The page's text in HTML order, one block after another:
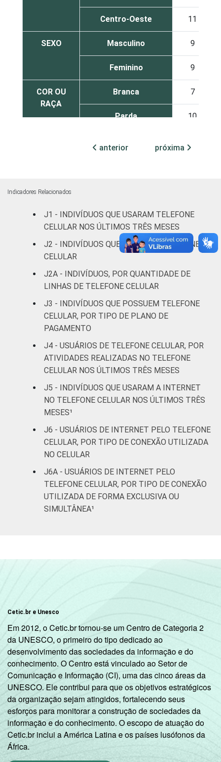
Centro-Oeste 11
SEXO Masculino 9
Feminino 9
COR OU
RAÇA
Branca 7
Parda 10
Não respondeu 0
INSTRUÇÃO
Analfabeto/Educação
Infantil
21
Fundamental 13
Superior
FAIXA
ETÁRIA
De 10 a 15 anos 6
De 16 a 24 anos
De 25 a 34 anos 4
De 45 a 59 anos 12
De 60 anos ou mais
RENDA
FAMILIAR
Até 1 SM
9
Mais de 5 SM até 10
SM
1
Mais de 10 SM
Não tem renda 18
Não sabe 2
Não respondeu 7
CLASSE
anterior próxima
Indicadores Relacionados
J1 - INDIVÍDUOS QUE USARAM TELEFONE
CELULAR NOS ÚLTIMOS TRÊS MESES
J2 - INDIVÍDUOS QUE POSSUEM TELEFONE
CELULAR
J2A - INDIVÍDUOS, POR QUANTIDADE DE
LINHAS DE TELEFONE CELULAR
J3 - INDIVÍDUOS QUE POSSUEM TELEFONE
CELULAR, POR TIPO DE PLANO DE
PAGAMENTO
J4 - USUÁRIOS DE TELEFONE CELULAR, POR
ATIVIDADES REALIZADAS NO TELEFONE
CELULAR NOS ÚLTIMOS TRÊS MESES
J5 - INDIVÍDUOS QUE USARAM A INTERNET
NO TELEFONE CELULAR NOS ÚLTIMOS TRÊS
MESES¹
J6 - USUÁRIOS DE INTERNET PELO TELEFONE
CELULAR, POR TIPO DE CONEXÃO UTILIZADA
NO CELULAR
J6A - USUÁRIOS DE INTERNET PELO
TELEFONE CELULAR, POR TIPO DE CONEXÃO
UTILIZADA DE FORMA EXCLUSIVA OU
SIMULTÂNEA¹
Cetic.br e Unesco
Em 2012, o Cetic.br tornou-se um Centro de Categoria 2
da UNESCO, o primeiro do tipo dedicado ao
desenvolvimento das sociedades da informação e do
conhecimento. O Centro está vinculado ao Setor de
Comunicação e Informação (CI), uma das cinco áreas da
UNESCO. Ele contribui para que os objetivos estratégicos
da organização sejam atingidos, fortalecendo seus
esforços para monitorar a construção de sociedades da
informação e do conhecimento. O escopo de atuação do
Cetic.br inclui a América Latina e os países lusófonos da
África.